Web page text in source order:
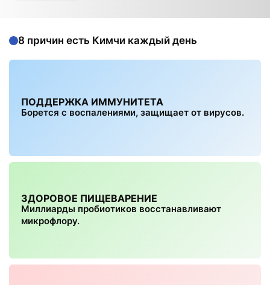
8 причин есть Кимчи каждый день
ПОДДЕРЖКА ИММУНИТЕТА
Борется с воспалениями, защищает от вирусов.
ЗДОРОВОЕ ПИЩЕВАРЕНИЕ
Миллиарды пробиотиков восстанавливают
микрофлору.